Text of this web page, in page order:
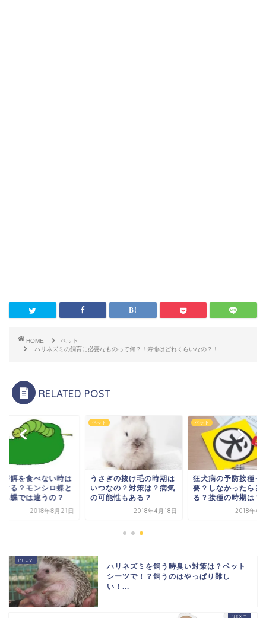
HOME
ペット
ハリネズミの飼育に必要なものって何？！寿命はどれくらいなの？！
RELATED POST
が餌を食べない時は
する？モンシロ蝶と
ハ蝶では違うの？
2018年8月21日
ペット
うさぎの抜け毛の時期は
いつなの？対策は？病気
の可能性もある？
2018年4月18日
ペット
狂犬病の予防接種っ
要？しなかったらど
る？接種の時期は？
2018年4
ハリネズミを飼う時臭い対策は？ペット
シーツで！？飼うのはやっぱり難し
い！...